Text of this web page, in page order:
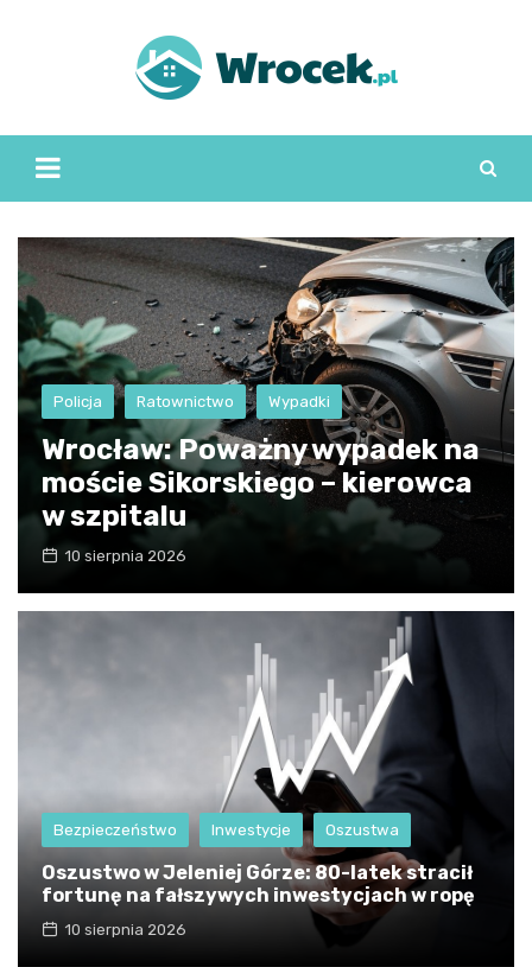
Policja Ratownictwo Wypadki
Wrocław: Poważny wypadek na
moście Sikorskiego – kierowca
w szpitalu
10 sierpnia 2026
Bezpieczeństwo Inwestycje Oszustwa
Oszustwo w Jeleniej Górze: 80-latek stracił
fortunę na fałszywych inwestycjach w ropę
10 sierpnia 2026